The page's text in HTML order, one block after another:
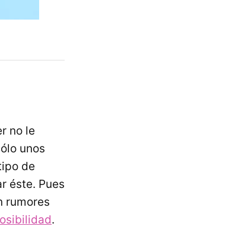
no le
unos
de
éste. Pues
rumores
.